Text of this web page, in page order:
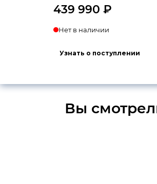
439 990 ₽
Нет в наличии
Узнать о поступлении
Вы